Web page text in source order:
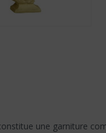
une garniture